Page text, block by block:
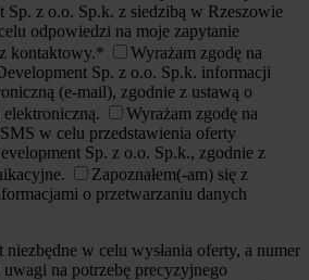
Sp. z o.o. Sp.k. z siedzibą w Rzeszowie
odpowiedzi na moje zapytanie
kontaktowy.*
Wyrażam zgodę na
Sp. z o.o. Sp.k. informacji
(e-mail), zgodnie z ustawą o
elektroniczną.
Wyrażam zgodę na
w celu przedstawienia oferty
Sp. z o.o. Sp.k., zgodnie z
Zapoznałem(-am) się z
o przetwarzaniu danych
niezbędne w celu wysłania oferty, a numer
na potrzebę precyzyjnego